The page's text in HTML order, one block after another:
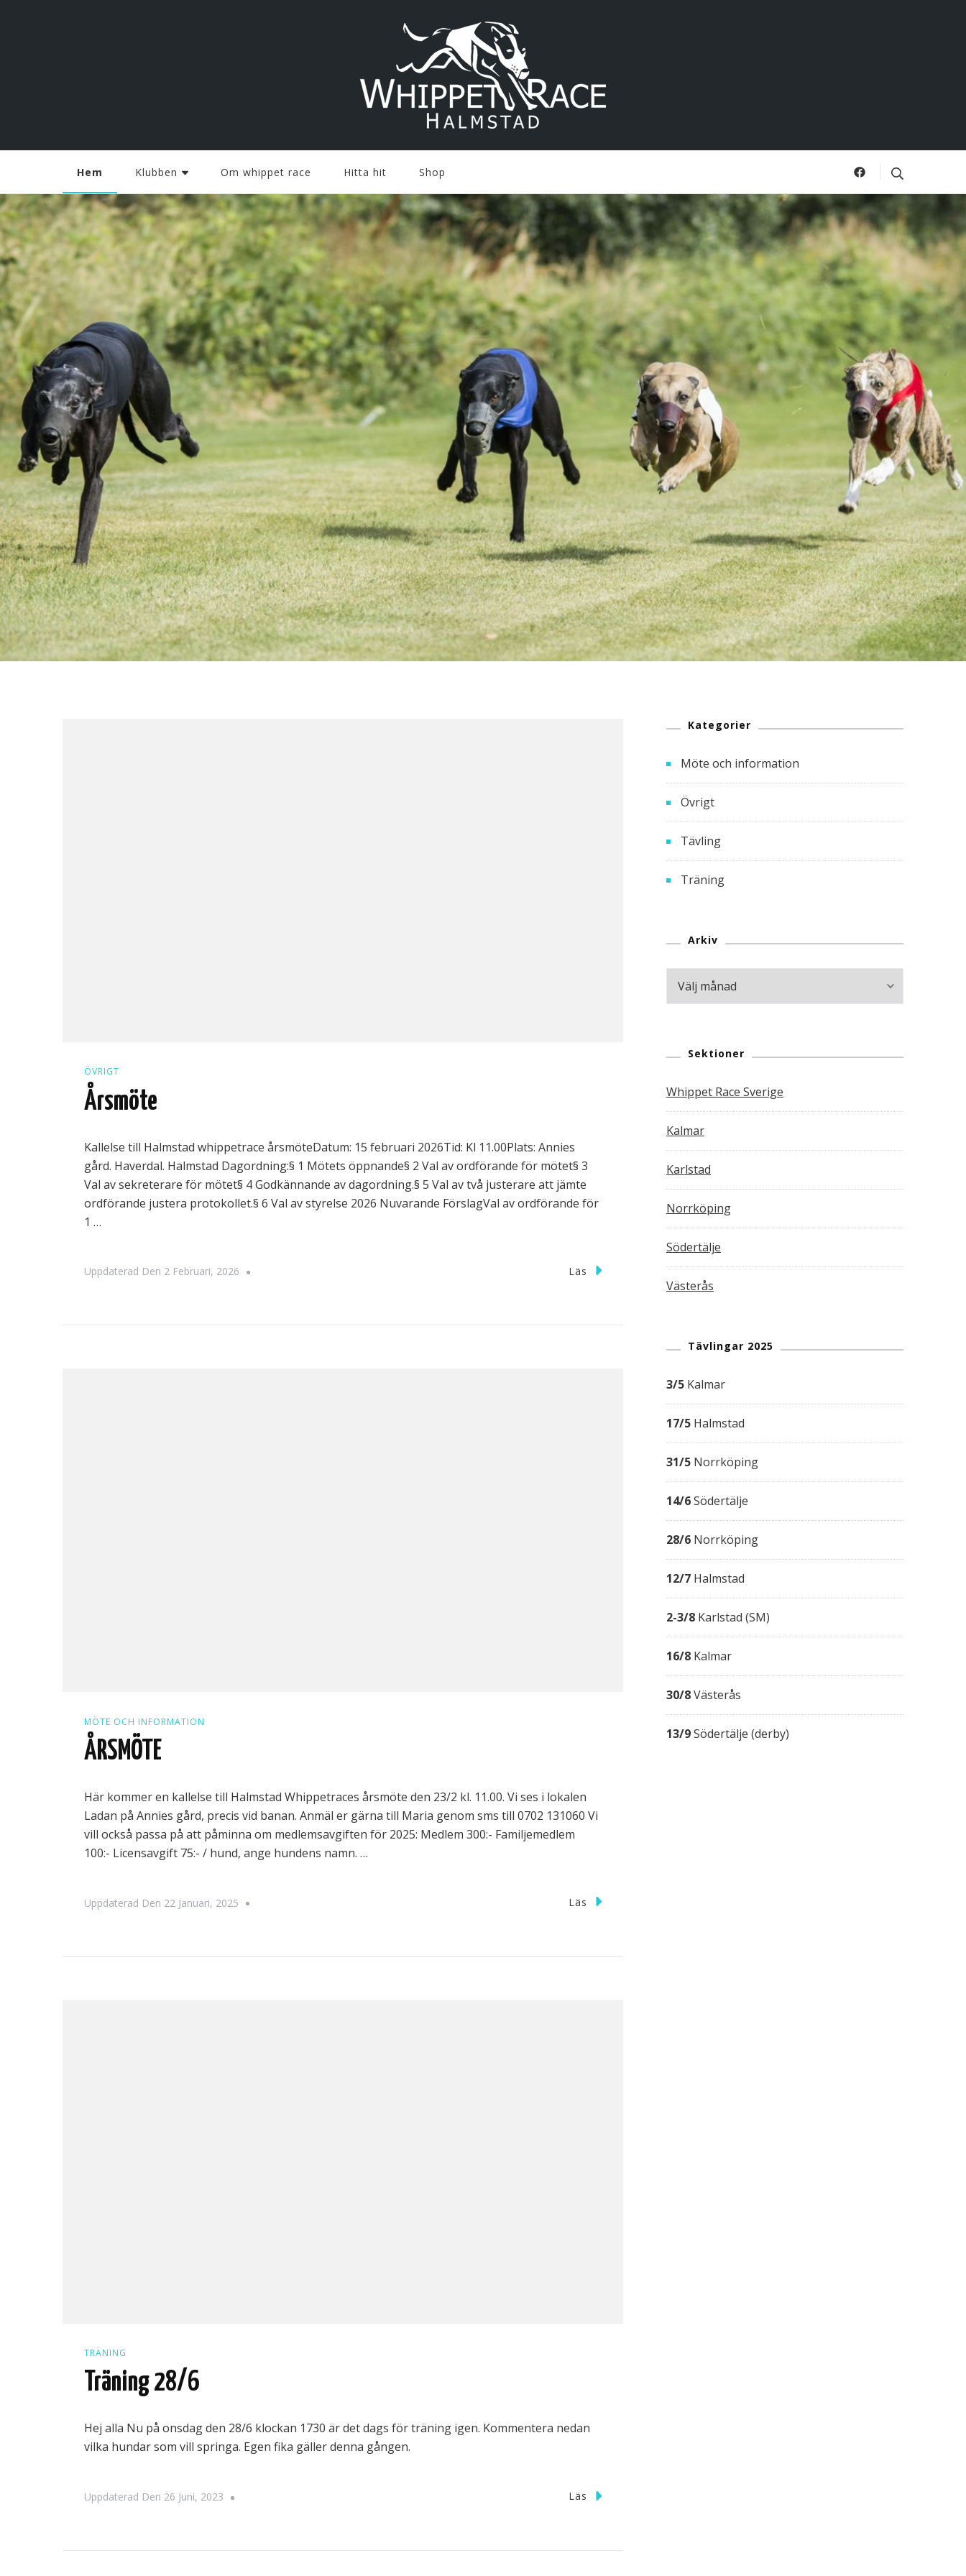
Halmstad Whippet Race
Hem Klubben Om whippet race Hitta hit Shop
ÖVRIGT
Årsmöte
Kallelse till Halmstad whippetrace årsmöteDatum: 15 februari 2026Tid: Kl 11.00Plats: Annies
gård. Haverdal. Halmstad Dagordning:§ 1 Mötets öppnande§ 2 Val av ordförande för mötet§ 3
Val av sekreterare för mötet§ 4 Godkännande av dagordning.§ 5 Val av två justerare att jämte
ordförande justera protokollet.§ 6 Val av styrelse 2026 Nuvarande FörslagVal av ordförande för
1 …
Uppdaterad Den 2 Februari, 2026 Läs
MÖTE OCH INFORMATION
ÅRSMÖTE
Här kommer en kallelse till Halmstad Whippetraces årsmöte den 23/2 kl. 11.00. Vi ses i lokalen
Ladan på Annies gård, precis vid banan. Anmäl er gärna till Maria genom sms till 0702 131060 Vi
vill också passa på att påminna om medlemsavgiften för 2025: Medlem 300:- Familjemedlem
100:- Licensavgift 75:- / hund, ange hundens namn. …
Uppdaterad Den 22 Januari, 2025 Läs
TRÄNING
Träning 28/6
Hej alla Nu på onsdag den 28/6 klockan 1730 är det dags för träning igen. Kommentera nedan
vilka hundar som vill springa. Egen fika gäller denna gången.
Uppdaterad Den 26 Juni, 2023 Läs
Kategorier
Möte och information
Övrigt
Tävling
Träning
Arkiv
Arkiv
Sektioner
Whippet Race Sverige
Kalmar
Karlstad
Norrköping
Södertälje
Västerås
Tävlingar 2025
3/5 Kalmar
17/5 Halmstad
31/5 Norrköping
14/6Södertälje
28/6 Norrköping
12/7 Halmstad
2-3/8 Karlstad (SM)
16/8 Kalmar
30/8Västerås
13/9Södertälje (derby)